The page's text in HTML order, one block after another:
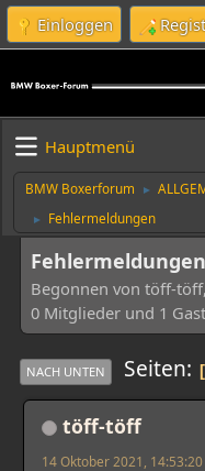
Einloggen
Hauptmenü
BMW Boxerforum ►
► Fehlermeldungen
Fehlermeldungen
Begonnen von töff-
0 Mitglieder und 1
NACH UNTEN Seiten
töff-töff
14 Oktober 2021, 14:53:20